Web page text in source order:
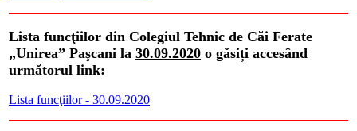
Lista funcţiilor din Colegiul Tehnic de Căi Ferate
„Unirea” Paşcani la 30.09.2020 o găsiți accesând
următorul link:
Lista funcţiilor - 30.09.2020